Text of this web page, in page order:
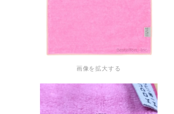
画像を拡大する